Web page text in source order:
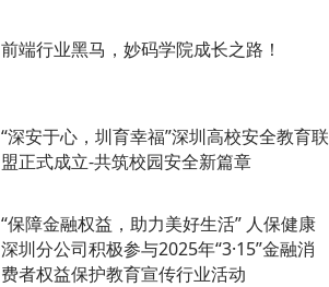
前端行业黑马，妙码学院成长之路！
“深安于心，圳育幸福”深圳高校安全教育联
盟正式成立-共筑校园安全新篇章
“保障金融权益，助力美好生活” 人保健康
深圳分公司积极参与2025年“3·15”金融消
费者权益保护教育宣传行业活动